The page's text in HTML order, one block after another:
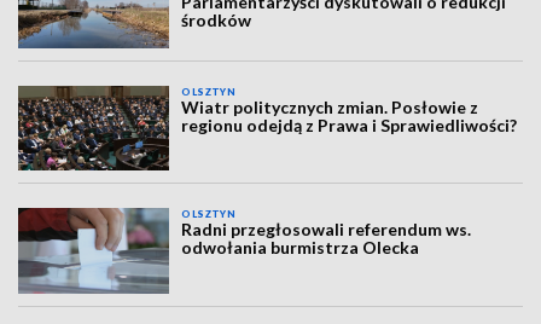
środków
OLSZTYN
Wiatr politycznych zmian. Posłowie z
regionu odejdą z Prawa i Sprawiedliwości?
OLSZTYN
Radni przegłosowali referendum ws.
odwołania burmistrza Olecka